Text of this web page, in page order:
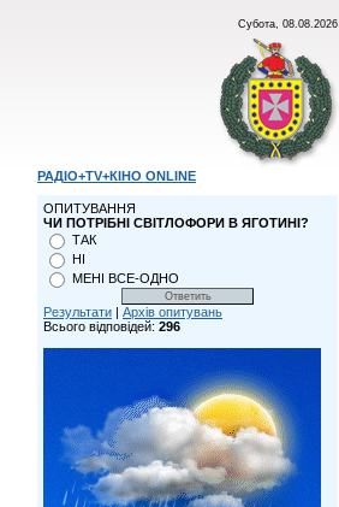
Субота, 08.08.2026
РАДІО+TV+КІНО ONLINE
ОПИТУВАННЯ
ЧИ ПОТРІБНІ СВІТЛОФОРИ В ЯГОТИНІ?
ТАК
НІ
МЕНІ ВСЕ-ОДНО
Результати | Архів опитувань
Всього відповідей: 296